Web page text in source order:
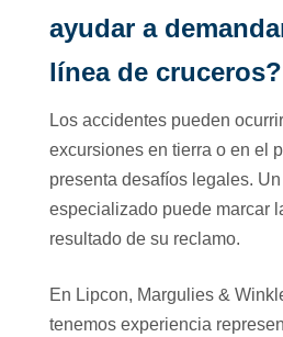
ayudar a
línea de cruceros?
Los accidentes pueden
excursiones en tierra o en el
presenta desafíos legales.
especializado puede marcar
resultado de su reclamo.
En Lipcon, Margulies &
tenemos experiencia